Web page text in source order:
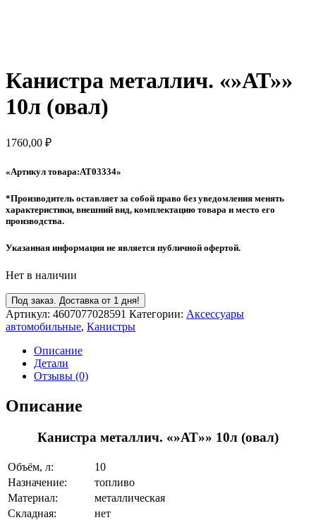
Канистра металлич. «»АТ»»
10л (овал)
1760,00 ₽
«Артикул товара:AT03334»
*Производитель оставляет за собой право без уведомления менять
характеристики, внешний вид, комплектацию товара и место его
производства.
Указанная информация не является публичной офертой.
Нет в наличии
Под заказ. Доставка от 1 дня!
Артикул: 4607077028591 Категории: Аксессуары
автомобильные, Канистры
Описание
Детали
Отзывы (0)
Описание
Канистра металлич. «»АТ»» 10л (овал)
Объём, л:
10
Назначение:
топливо
Материал:
металлическая
Складная:
нет